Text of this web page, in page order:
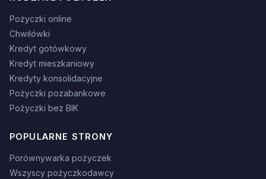
Pożyczki online
Chwilówki
Kredyt gotówkowy
Kredyt mieszkaniowy
Kredyty konsolidacyjne
Pożyczki pozabankowe
Pożyczki bez BIK
POPULARNE STRONY
Porównywarka pożyczek
Wszyscy pożyczkodawcy